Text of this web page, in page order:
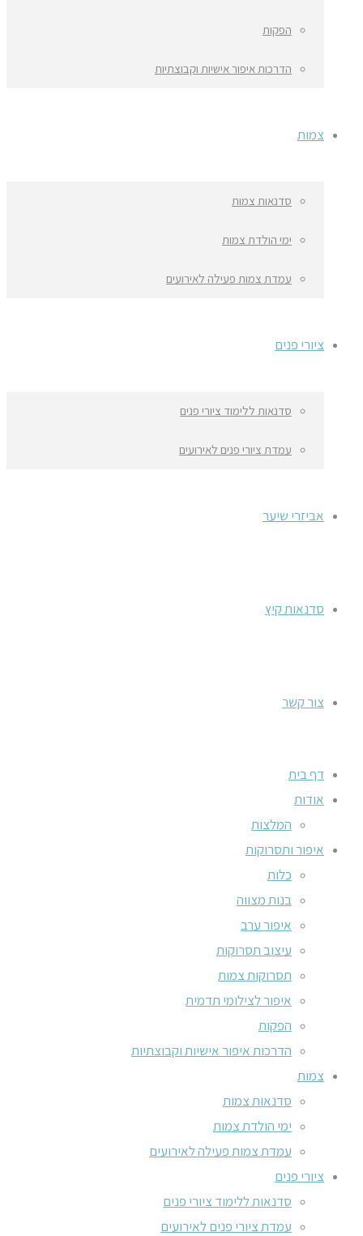
הפקות
הדרכות איפור אישיות וקבוצתיות
צמות
סדנאות צמות
ימי הולדת צמות
עמדת צמות פעילה לאירועים
ציורי פנים
סדנאות ללימוד ציורי פנים
עמדת ציורי פנים לאירועים
אביזרי שיער
סדנאות קיץ
צור קשר
דף בית
אודות
המלצות
איפור ותסרוקות
כלות
בנות מצווה
איפור ערב
עיצוב תסרוקות
תסרוקות צמות
איפור לצילומי תדמית
הפקות
הדרכות איפור אישיות וקבוצתיות
צמות
סדנאות צמות
ימי הולדת צמות
עמדת צמות פעילה לאירועים
ציורי פנים
סדנאות ללימוד ציורי פנים
עמדת ציורי פנים לאירועים